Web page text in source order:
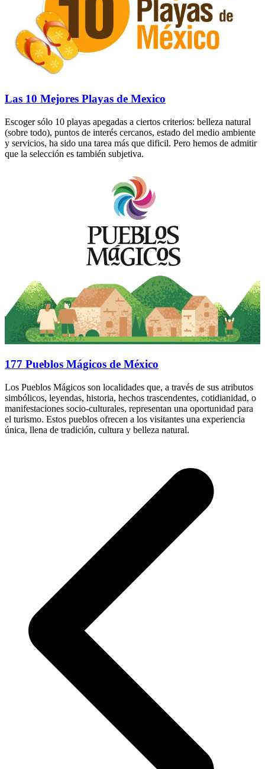
Las 10 Mejores Playas de Mexico
Escoger sólo 10 playas apegadas a ciertos criterios: belleza natural
(sobre todo), puntos de interés cercanos, estado del medio ambiente
y servicios, ha sido una tarea más que dificil. Pero hemos de admitir
que la selección es también subjetiva.
177 Pueblos Mágicos de México
Los Pueblos Mágicos son localidades que, a través de sus atributos
simbólicos, leyendas, historia, hechos trascendentes, cotidianidad, o
manifestaciones socio-culturales, representan una oportunidad para
el turismo. Estos pueblos ofrecen a los visitantes una experiencia
única, llena de tradición, cultura y belleza natural.